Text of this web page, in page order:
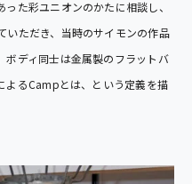
た彩ユニオンのかたに相談し、
いただき、当時のサイモンの作品
ボディ同士は金属製のフラットバ
よるCampとは、という定義を描